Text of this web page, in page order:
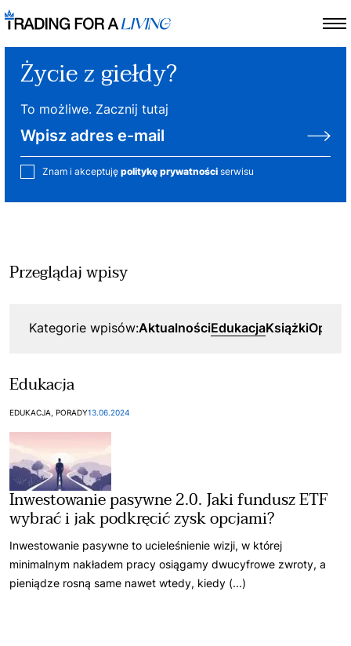
Życie z giełdy?
To możliwe. Zacznij tutaj
Znam i akceptuję politykę prywatności serwisu
Przeglądaj wpisy
Kategorie wpisów:AktualnościEdukacjaKsiążkiOpcje
Edukacja
EDUKACJA, PORADY13.06.2024
Inwestowanie pasywne 2.0. Jaki fundusz ETF
wybrać i jak podkręcić zysk opcjami?
Inwestowanie pasywne to ucieleśnienie wizji, w której
minimalnym nakładem pracy osiągamy dwucyfrowe zwroty, a
pieniądze rosną same nawet wtedy, kiedy (...)